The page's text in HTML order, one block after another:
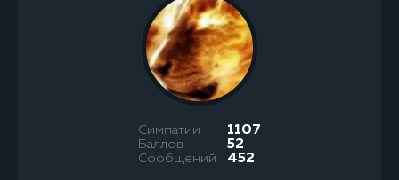
Симпатии 1107
Баллов 52
Сообщений 452